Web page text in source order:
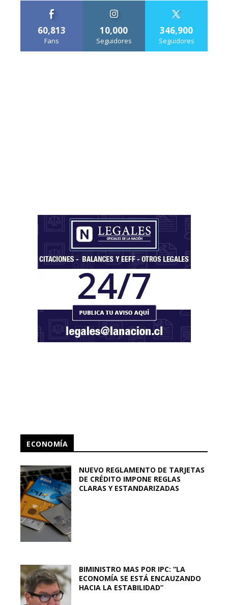
60,813
Fans
10,000
Seguidores
346,900
Seguidores
ECONOMÍA
NUEVO REGLAMENTO DE TARJETAS
DE CRÉDITO IMPONE REGLAS
CLARAS Y ESTANDARIZADAS
BIMINISTRO MAS POR IPC: “LA
ECONOMÍA SE ESTÁ ENCAUZANDO
HACIA LA ESTABILIDAD”